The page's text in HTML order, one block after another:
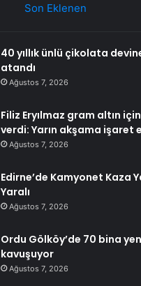
Son Eklenen
40 yıllık ünlü çikolata
atandı
Ağustos 7, 2026
Filiz Eryılmaz gram altın
verdi: Yarın akşama işaret
Ağustos 7, 2026
Edirne’de Kamyonet Kaza
Yaralı
Ağustos 7, 2026
Ordu Gölköy’de 70 bina
kavuşuyor
Ağustos 7, 2026